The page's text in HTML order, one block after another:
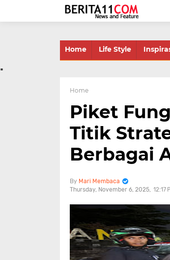
Home Life Style
.
Home
Piket
Titik
Berbagai
Mari Membaca
Thursday, November 6, 2025 12:17